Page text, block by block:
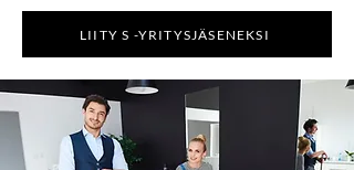
LIITY S -YRITYSJÄSENEKSI